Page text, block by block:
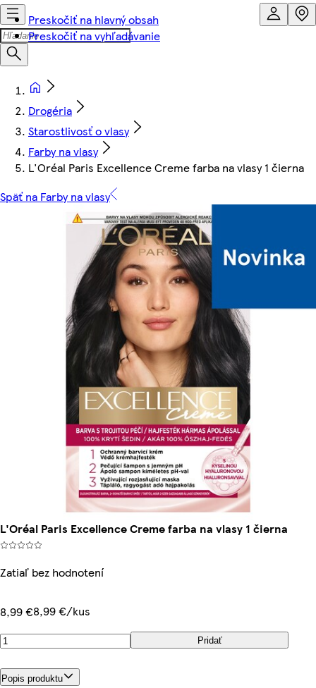
Preskočiť na hlavný obsah
Preskočiť na vyhľadávanie
Drogéria
Starostlivosť o vlasy
Farby na vlasy
L'Oréal Paris Excellence Creme farba na vlasy 1 čierna
Späť na Farby na vlasy
L'Oréal Paris Excellence Creme farba na vlasy 1 čierna
Zatiaľ bez hodnotení
8,99 €8,99 €/kus
Pridať
Popis produktu